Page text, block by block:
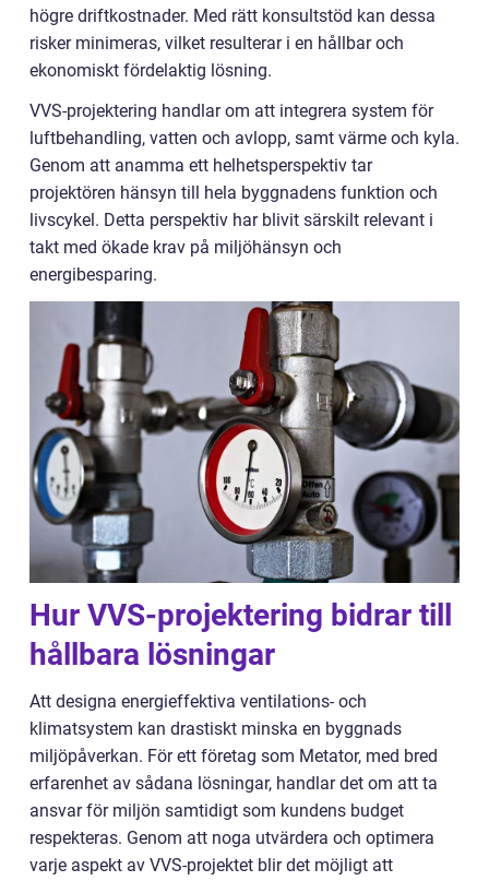
högre driftkostnader. Med rätt konsultstöd kan dessa
risker minimeras, vilket resulterar i en hållbar och
ekonomiskt fördelaktig lösning.
VVS-projektering handlar om att integrera system för
luftbehandling, vatten och avlopp, samt värme och kyla.
Genom att anamma ett helhetsperspektiv tar
projektören hänsyn till hela byggnadens funktion och
livscykel. Detta perspektiv har blivit särskilt relevant i
takt med ökade krav på miljöhänsyn och
energibesparing.
Hur VVS-projektering bidrar till
hållbara lösningar
Att designa energieffektiva ventilations- och
klimatsystem kan drastiskt minska en byggnads
miljöpåverkan. För ett företag som Metator, med bred
erfarenhet av sådana lösningar, handlar det om att ta
ansvar för miljön samtidigt som kundens budget
respekteras. Genom att noga utvärdera och optimera
varje aspekt av VVS-projektet blir det möjligt att